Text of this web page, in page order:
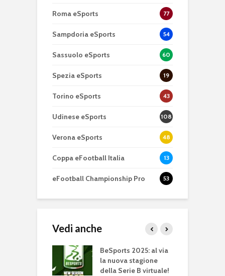
Roma eSports 77
Sampdoria eSports 54
Sassuolo eSports 60
Spezia eSports 19
Torino eSports 43
Udinese eSports 108
Verona eSports 48
Coppa eFootball Italia 13
eFootball Championship Pro 53
Vedi anche
BeSports 2025: al via
la nuova stagione
della Serie B virtuale!